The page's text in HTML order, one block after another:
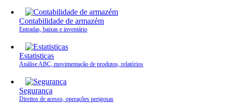
Contabilidade de armazém
Entradas, baixas e inventário
Estatisticas
Análise ABC, movimentação de produtos, relatórios
Segurança
Direitos de acesso, operações perigosas